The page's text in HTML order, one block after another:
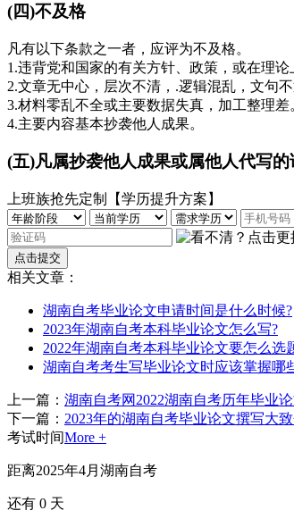
(四)不及格
凡有以下条款之一者，应评为不及格。
1.违背党和国家的有关方针、政策，或在理
2.文章无中心，层次不清，.逻辑混乱，文句不
3.材料零乱不全或主要数据失真，加工整理差
4.主要内容基本抄袭他人成果。
(五)凡属抄袭他人成果或属他人代写
上班族抢先定制【学历提升方案】
相关文章：
湖南自考毕业论文申请时间是什么时候?
2023年湖南自考本科毕业论文怎么写?
2022年湖南自考本科毕业论文要怎么选
湖南自考考生写毕业论文时应该掌握哪
上一篇： 湖南自考网2022湖南自考历年毕业
下一篇： 2023年的湖南自考毕业论文撰写大
考试时间More +
距离2025年4月湖南自考
还有 0 天